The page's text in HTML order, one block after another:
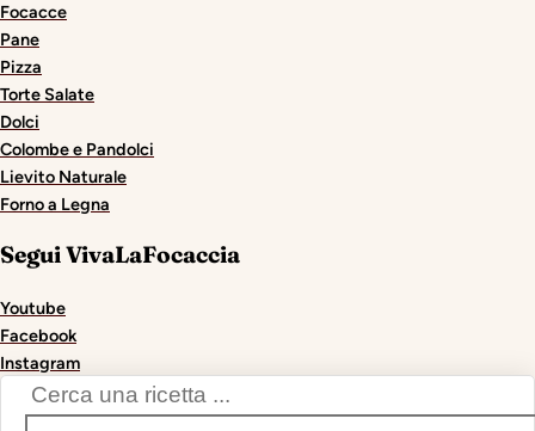
Focacce
Pane
Pizza
Torte Salate
Dolci
Colombe e Pandolci
Lievito Naturale
Forno a Legna
Segui VivaLaFocaccia
Youtube
Facebook
Instagram
Search
...